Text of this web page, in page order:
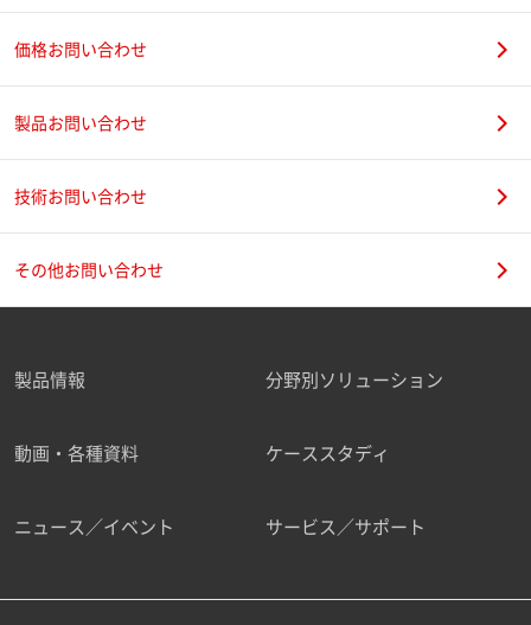
価格お問い合わせ
製品お問い合わせ
技術お問い合わせ
その他お問い合わせ
製品情報 分野別ソリューション
動画・各種資料 ケーススタディ
ニュース／イベント サービス／サポート